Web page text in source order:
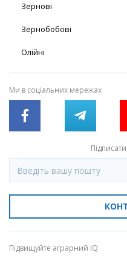
Зернові
Зернобобові
Олійні
Ми в соціальних мережах
Підвищуйте аграрний IQ